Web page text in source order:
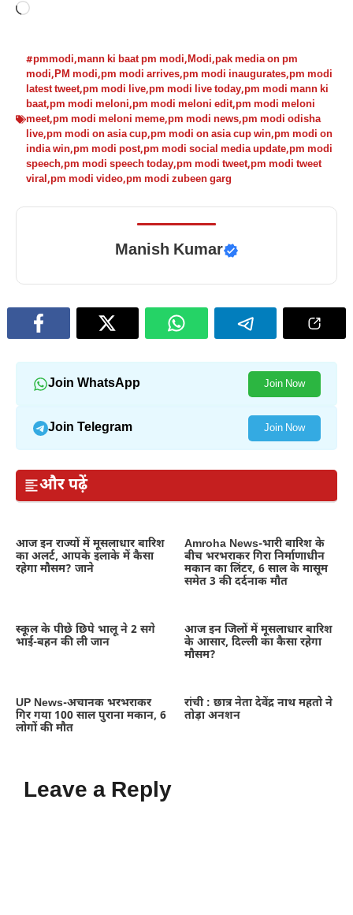
Loading…
#pmmodi,mann ki baat pm modi,Modi,pak media on pm
modi,PM modi,pm modi arrives,pm modi inaugurates,pm modi
latest tweet,pm modi live,pm modi live today,pm modi mann ki
baat,pm modi meloni,pm modi meloni edit,pm modi meloni
meet,pm modi meloni meme,pm modi news,pm modi odisha
live,pm modi on asia cup,pm modi on asia cup win,pm modi on
india win,pm modi post,pm modi social media update,pm modi
speech,pm modi speech today,pm modi tweet,pm modi tweet
viral,pm modi video,pm modi zubeen garg
Manish Kumar
Join WhatsApp Join Now
Join Telegram Join Now
और पढ़ें
आज इन राज्यों में मूसलाधार बारिश
का अलर्ट, आपके इलाके में कैसा
रहेगा मौसम? जाने
Amroha News-भारी बारिश के
बीच भरभराकर गिरा निर्माणाधीन
मकान का लिंटर, 6 साल के मासूम
समेत 3 की दर्दनाक मौत
स्कूल के पीछे छिपे भालू ने 2 सगे
भाई-बहन की ली जान
आज इन जिलों में मूसलाधार बारिश
के आसार, दिल्ली का कैसा रहेगा
मौसम?
UP News-अचानक भरभराकर
गिर गया 100 साल पुराना मकान, 6
लोगों की मौत
रांची : छात्र नेता देवेंद्र नाथ महतो ने
तोड़ा अनशन
Leave a Reply